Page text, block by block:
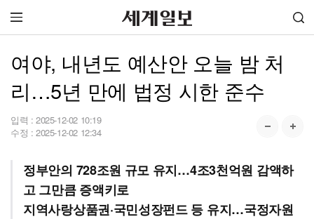
여야, 내년도 예산안 오늘 밤 처
리…5년 만에 법정 시한 준수
입력 : 2025-12-02 10:19
수정 : 2025-12-02 12:34
정부안의 728조원 규모 유지…4조3천억원 감액하
고 그만큼 증액키로
지역사랑상품권·국민성장펀드 등 유지…국정자원